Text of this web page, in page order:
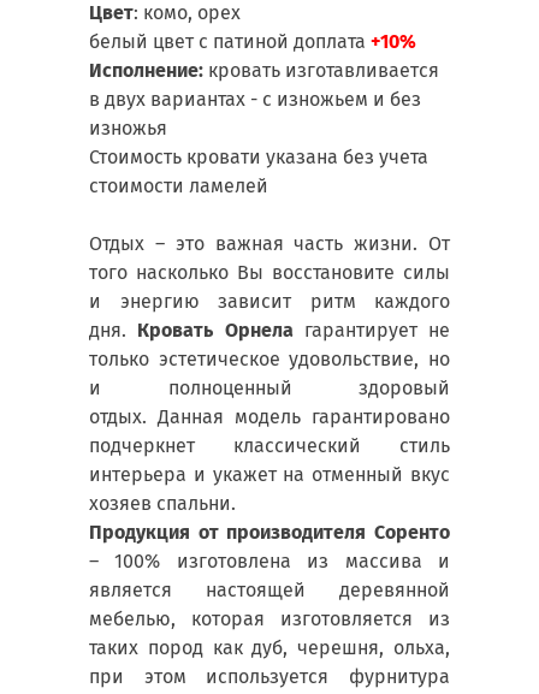
Цвет: комо, орех
белый цвет с патиной доплата +10%
Исполнение: кровать изготавливается
в двух вариантах - с изножьем и без
изножья
Стоимость кровати указана без учета
стоимости ламелей
Отдых – это важная часть жизни. От
того насколько Вы восстановите силы
и энергию зависит ритм каждого
дня. Кровать Орнелагарантирует не
только эстетическое удовольствие, но
и полноценный здоровый
отдых. Данная модель гарантировано
подчеркнет классический стиль
интерьера и укажет на отменный вкус
хозяев спальни.
Продукция от производителя Соренто
– 100% изготовлена из массива и
является настоящей деревянной
мебелью, которая изготовляется из
таких пород как дуб, черешня, ольха,
при этом используется фурнитура